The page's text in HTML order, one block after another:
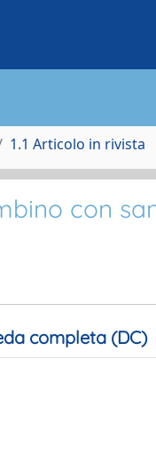
1.1 Articolo in rivista
con
completa (DC)